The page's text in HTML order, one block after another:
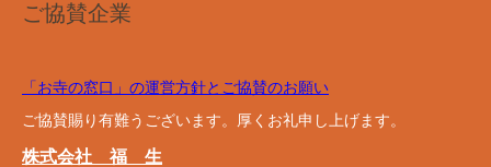
ご協賛企業
「お寺の窓口」の運営方針とご協賛のお願い
ご協賛賜り有難うございます。厚くお礼申し上げます。
株式会社 福 生